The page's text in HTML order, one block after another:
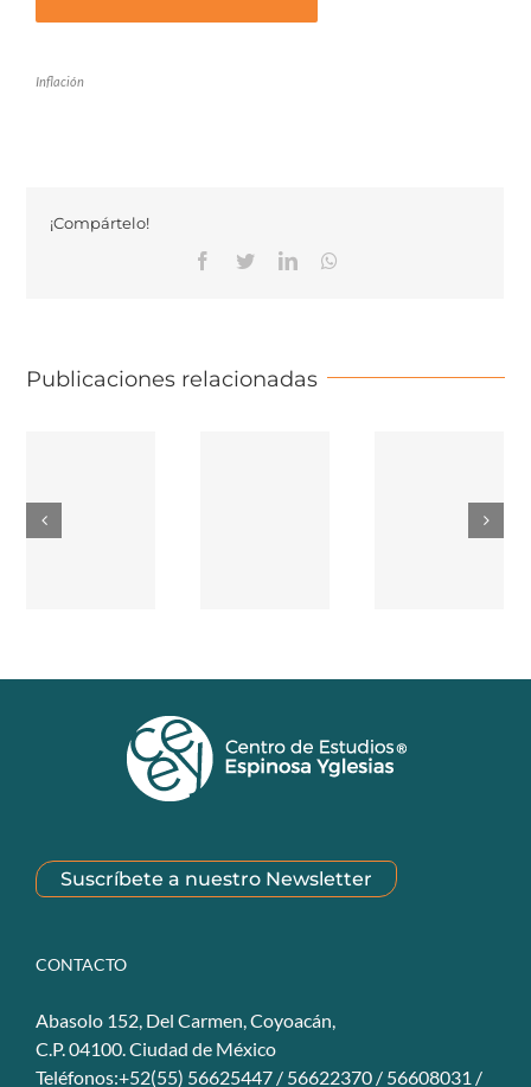
Inflación
¡Compártelo!
Facebook
TwitterLinkedinWhatsapp
Publicaciones relacionadas
Suscríbete a nuestro Newsletter
CONTACTO
Abasolo 152, Del Carmen, Coyoacán,
C.P. 04100. Ciudad de México
Teléfonos:+52(55) 56625447 / 56622370 / 56608031 /